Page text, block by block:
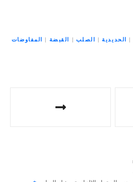
| الحديدية| الصلب | القبضة | المفاوضات